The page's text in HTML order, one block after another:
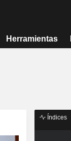
Herramientas
Índices